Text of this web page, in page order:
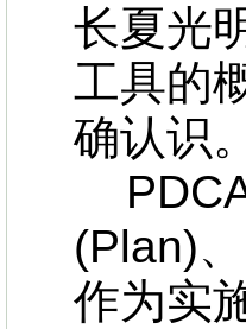
长夏光
工具的
确认识。
PDCA
(Plan)
作为实